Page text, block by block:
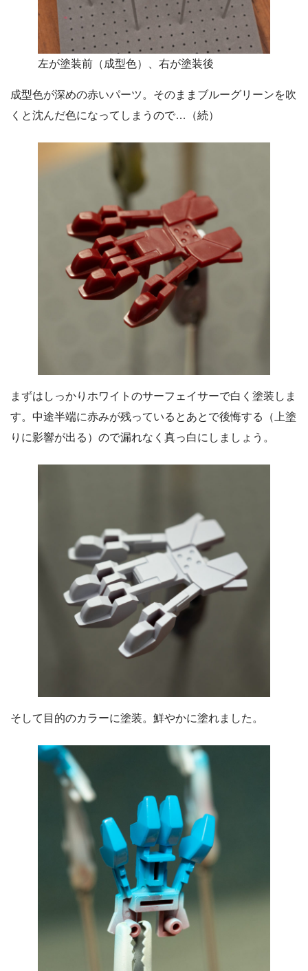
左が塗装前（成型色）、右が塗装後
成型色が深めの赤いパーツ。そのままブルーグリーンを吹
くと沈んだ色になってしまうので…（続）
まずはしっかりホワイトのサーフェイサーで白く塗装しま
す。中途半端に赤みが残っているとあとで後悔する（上塗
りに影響が出る）ので漏れなく真っ白にしましょう。
そして目的のカラーに塗装。鮮やかに塗れました。